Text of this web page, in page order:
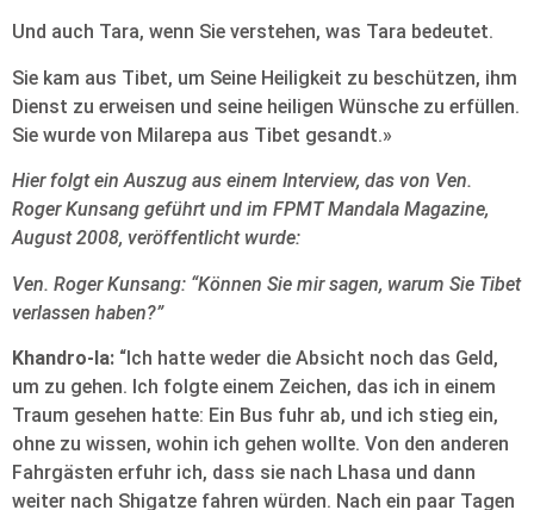
Und auch Tara, wenn Sie verstehen, was Tara bedeutet.
Sie kam aus Tibet, um Seine Heiligkeit zu beschützen, ihm
Dienst zu erweisen und seine heiligen Wünsche zu erfüllen.
Sie wurde von Milarepa aus Tibet gesandt.»
Hier folgt ein Auszug aus einem Interview, das von Ven.
Roger Kunsang geführt und im FPMT Mandala Magazine,
August 2008, veröffentlicht wurde:
Ven. Roger Kunsang: “Können Sie mir sagen, warum Sie Tibet
verlassen haben?”
Khandro-la: “Ich hatte weder die Absicht noch das Geld,
um zu gehen. Ich folgte einem Zeichen, das ich in einem
Traum gesehen hatte: Ein Bus fuhr ab, und ich stieg ein,
ohne zu wissen, wohin ich gehen wollte. Von den anderen
Fahrgästen erfuhr ich, dass sie nach Lhasa und dann
weiter nach Shigatze fahren würden. Nach ein paar Tagen